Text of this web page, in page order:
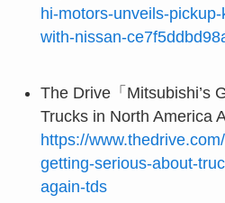
hi-motors-unveils-
with-nissan-
The Drive「Mitsubishi’s
Trucks in North America
https://
getting-serious-about-
again-tds